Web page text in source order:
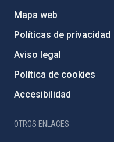
Mapa web
Políticas de privacidad
Aviso legal
Política de cookies
Accesibilidad
OTROS ENLACES